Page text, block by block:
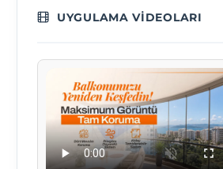
UYGULAMA VIDEOLARI